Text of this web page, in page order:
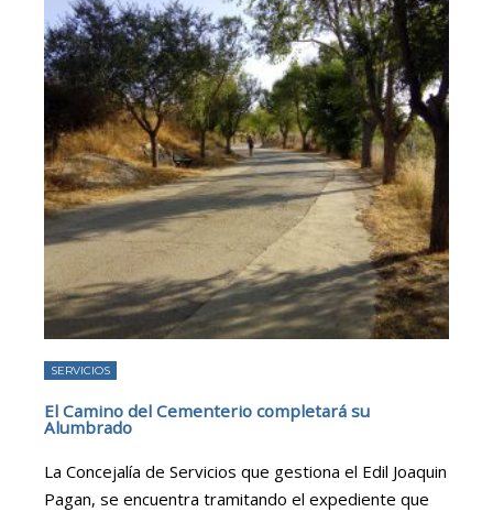
SERVICIOS
El Camino del Cementerio completará su
Alumbrado
La Concejalía de Servicios que gestiona el Edil Joaquin
Pagan, se encuentra tramitando el expediente que